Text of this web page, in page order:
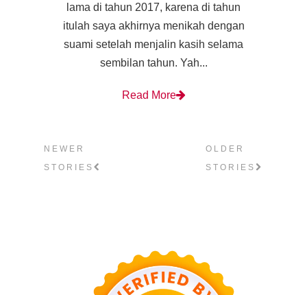
lama di tahun 2017, karena di tahun
itulah saya akhirnya menikah dengan
suami setelah menjalin kasih selama
sembilan tahun. Yah...
Read More
NEWER
STORIES
OLDER
STORIES